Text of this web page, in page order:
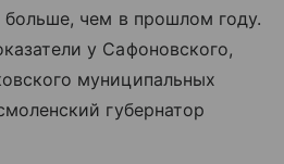
больше, чем в прошлом году.
у Сафоновского,
муниципальных
губернатор